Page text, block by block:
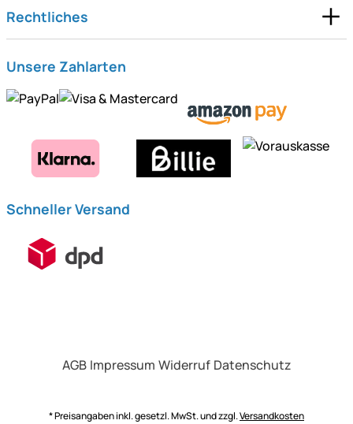
Rechtliches
Unsere Zahlarten
Schneller Versand
AGB Impressum Widerruf Datenschutz
* Preisangaben inkl. gesetzl. MwSt. und zzgl.Versandkosten